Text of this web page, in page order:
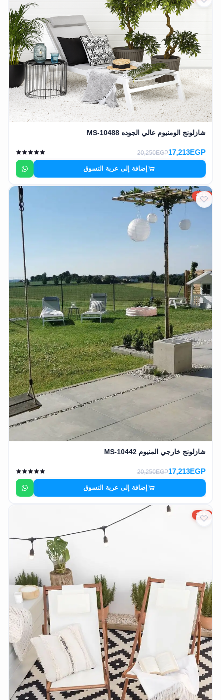
شازلونج الومنيوم عالي الجوده MS-10488
17,213EGP
20,250EGP
إضافة إلى عربة التسوق
15%
شازلونج خارجي المنيوم MS-10442
17,213EGP
20,250EGP
إضافة إلى عربة التسوق
15%